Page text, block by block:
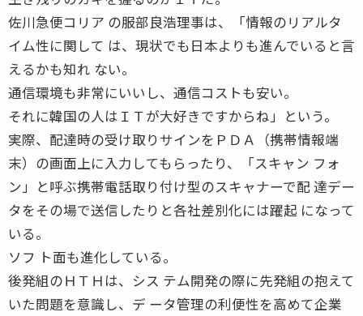
佐川急便コリア の服部良浩理事は、「情報のリアルタ
イム性に関して は、現状でも日本よりも進んでいると言
えるかも知れ ない。
通信環境も非常にいいし、通信コストも安い。
それに韓国の人はＩＴが大好きですからね」という。
実際、配達時の受け取りサインをＰＤＡ（携帯情報端
末）の画面上に入力してもらったり、「スキャン フォ
ン」と呼ぶ携帯電話取り付け型のスキャナーで配 達デー
タをその場で送信したりと各社差別化には躍起 になって
いる。
ソフ ト面も進化している。
後発組のＨＴＨは、シス テム開発の際に先発組の抱えて
いた問題を意識し、デ ータ管理の利便性を高めて企業